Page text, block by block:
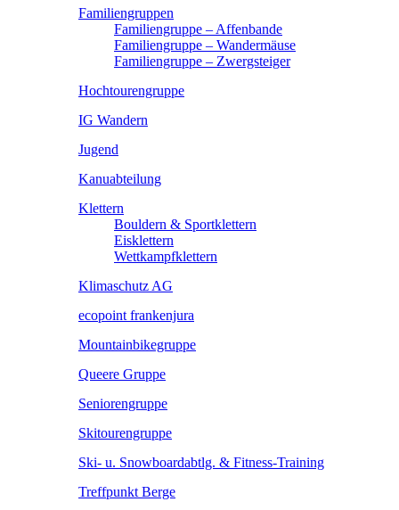
Familiengruppen
Familiengruppe – Affenbande
Familiengruppe – Wandermäuse
Familiengruppe – Zwergsteiger
Hochtourengruppe
IG Wandern
Jugend
Kanuabteilung
Klettern
Bouldern & Sportklettern
Eisklettern
Wettkampfklettern
Klimaschutz AG
ecopoint frankenjura
Mountainbikegruppe
Queere Gruppe
Seniorengruppe
Skitourengruppe
Ski- u. Snowboardabtlg. & Fitness-Training
Treffpunkt Berge